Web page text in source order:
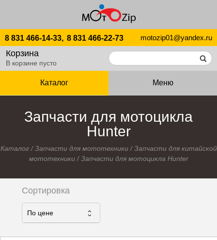
8 831 466-14-33, 8 831 466-22-73 motozip01@yandex.ru
Корзина
В корзине пусто
Каталог Меню
Запчасти для мотоцикла
Hunter
Каталог/Запчасти для мототехники/Запчасти для китайской
мототехники/Запчасти для мотоцикла Hunter
Сортировка
По ценe